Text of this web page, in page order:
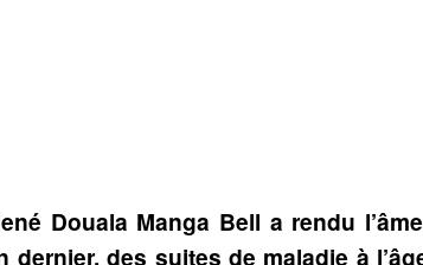
Douala Manga Bell a rendu l’âme
dernier, des suites de maladie à